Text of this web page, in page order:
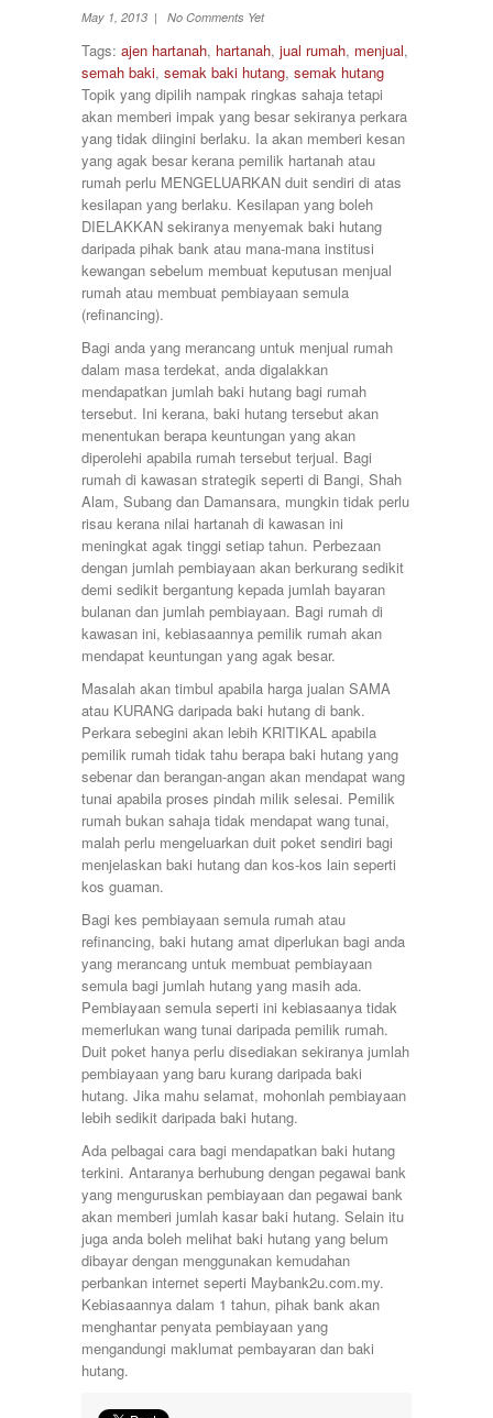
Condominium
Land/ Bungalow Lot
Office Lot
penthouse
Semi-D
Service Suite
Shop Lot
Terrace
Townhouse
Bandar Baru Nilai
Bandar Baru Salak Tinggi
Bandar Bukit Mahkota
Bandar Kinrara
Bandar Saujana Putra
Bandar Seri Putra
Bandar Sri Permaisuri
Bandar Tun Razak
Bangi
Banting
Batang Kali
Batu Caves
Cheras
Cyberjaya
Damansara
Damansara Perdana
Dengkil
Desa Petaling
Gombak
Hulu Langat
Ipoh
Jenjarom
Kajang
Kapar
Keramat
Klang
Kota Kemuning
Kota Warisan
Kuala Lumpur
Kuala Selangor
Lenggeng
Mantin
Mentakab
Nilai
Nilai Impian
Pajam
Petaling Jaya
Port Dickson
Puchong
Puncak Jalil
Putra Nilai
Putrajaya
Rawang
Semenyih
Senawang
Sendayan
Sentul
Sepang
Serdang
Seremban
Seri Kembangan
Setapak
setia alam
Shah Alam
Subang
Subang Jaya
Sungai Besi
Sungai Buloh
Sungai Long
Sunway
Temerloh
Ulu Klang
Wangsa Maju
May 1, 2013 | No Comments Yet
Tags: ajen hartanah, hartanah, jual rumah, menjual,
semah baki, semak baki hutang, semak hutang
Topik yang dipilih nampak ringkas sahaja tetapi
akan memberi impak yang besar sekiranya perkara
yang tidak diingini berlaku. Ia akan memberi kesan
yang agak besar kerana pemilik hartanah atau
rumah perlu MENGELUARKAN duit sendiri di atas
kesilapan yang berlaku. Kesilapan yang boleh
DIELAKKAN sekiranya menyemak baki hutang
daripada pihak bank atau mana-mana institusi
kewangan sebelum membuat keputusan menjual
rumah atau membuat pembiayaan semula
(refinancing).
Bagi anda yang merancang untuk menjual rumah
dalam masa terdekat, anda digalakkan
mendapatkan jumlah baki hutang bagi rumah
tersebut. Ini kerana, baki hutang tersebut akan
menentukan berapa keuntungan yang akan
diperolehi apabila rumah tersebut terjual. Bagi
rumah di kawasan strategik seperti di Bangi, Shah
Alam, Subang dan Damansara, mungkin tidak perlu
risau kerana nilai hartanah di kawasan ini
meningkat agak tinggi setiap tahun. Perbezaan
dengan jumlah pembiayaan akan berkurang sedikit
demi sedikit bergantung kepada jumlah bayaran
bulanan dan jumlah pembiayaan. Bagi rumah di
kawasan ini, kebiasaannya pemilik rumah akan
mendapat keuntungan yang agak besar.
Masalah akan timbul apabila harga jualan SAMA
atau KURANG daripada baki hutang di bank.
Perkara sebegini akan lebih KRITIKAL apabila
pemilik rumah tidak tahu berapa baki hutang yang
sebenar dan berangan-angan akan mendapat wang
tunai apabila proses pindah milik selesai. Pemilik
rumah bukan sahaja tidak mendapat wang tunai,
malah perlu mengeluarkan duit poket sendiri bagi
menjelaskan baki hutang dan kos-kos lain seperti
kos guaman.
Bagi kes pembiayaan semula rumah atau
refinancing, baki hutang amat diperlukan bagi anda
yang merancang untuk membuat pembiayaan
semula bagi jumlah hutang yang masih ada.
Pembiayaan semula seperti ini kebiasaanya tidak
memerlukan wang tunai daripada pemilik rumah.
Duit poket hanya perlu disediakan sekiranya jumlah
pembiayaan yang baru kurang daripada baki
hutang. Jika mahu selamat, mohonlah pembiayaan
lebih sedikit daripada baki hutang.
Ada pelbagai cara bagi mendapatkan baki hutang
terkini. Antaranya berhubung dengan pegawai bank
yang menguruskan pembiayaan dan pegawai bank
akan memberi jumlah kasar baki hutang. Selain itu
juga anda boleh melihat baki hutang yang belum
dibayar dengan menggunakan kemudahan
perbankan internet seperti Maybank2u.com.my.
Kebiasaannya dalam 1 tahun, pihak bank akan
menghantar penyata pembiayaan yang
mengandungi maklumat pembayaran dan baki
hutang.